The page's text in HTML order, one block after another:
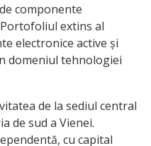
componente
extins al
electronice active și
domeniul tehnologiei
de la sediul central
de sud a Vienei.
cu capital